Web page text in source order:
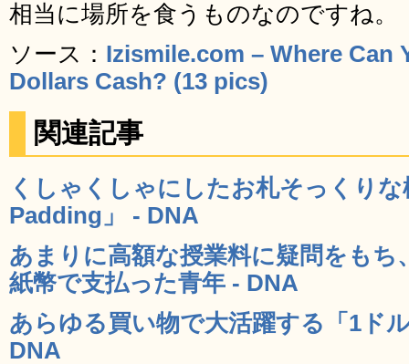
相当に場所を食うものなのですね。
ソース： Izismile.com – Where Can
Dollars Cash? (13 pics)
関連記事
くしゃくしゃにしたお札そっくり
Padding」 - DNA
あまりに高額な授業料に疑問をもち
紙幣で支払った青年 - DNA
あらゆる買い物で大活躍する「1ド
DNA